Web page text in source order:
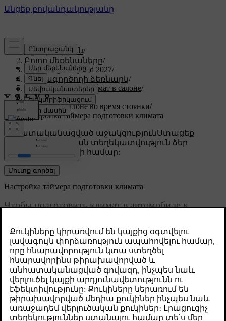
Աջակցություն/
Բոլոր մեքենաները/
XC60 Plug-in Hybrid 2027/
Օգտագործողի ձեռնարկ/
Комфорт и микроклимат в салоне/
Климат/
Климат в салоне во время стоянки/
Настройка таймера подготовки климата
Անհատականացված աջակցությունՍտացեք
համապատասխան տեղեկատվություն ձեր
կոնկրետ մեքենայի համար:
Մուտք գործել
Թարմացված 04.04.2025
Настройка таймера подготовки климата
Чтобы подготовить климат в автомобиле к
установить и запустить таймер. При
необходимости его можно настроить на
повторение по определенным дням.
Установка таймера подготовки климата позволяет
автомобилю нагревать или охлаждать салон до
запланированного времени выезда. Вы можете настроить
таймер на однократное действие или еженедельное
повторение.